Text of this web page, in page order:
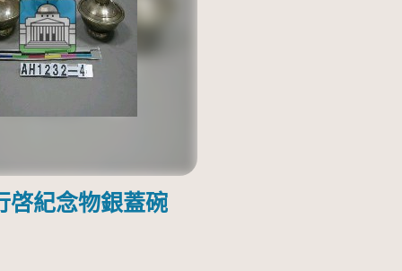
啓紀念物銀蓋碗